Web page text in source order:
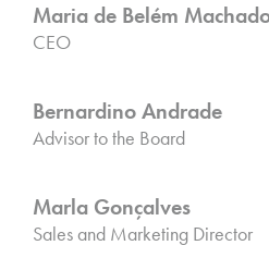
Maria de Belém
CEO
Bernardino Andrade
Advisor to the Board
Marla Gonçalves
Sales and Marketing Director